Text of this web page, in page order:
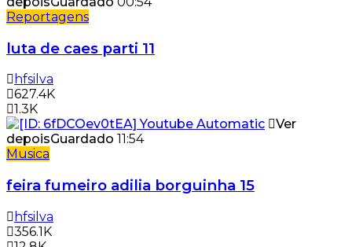
Reportagens
luta de caes parti 11
hfsilva
627.4K
1.3K
Ver
depoisGuardado 11:54
Musica
feira fumeiro adilia borguinha 15
hfsilva
356.1K